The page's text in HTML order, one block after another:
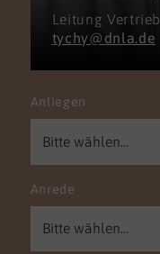
Leitung Vertrieb
tychy@dnla.de
Anliegen
Anrede